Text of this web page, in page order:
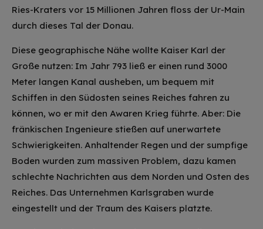
Ries-Kraters vor 15 Millionen Jahren floss der Ur-Main
durch dieses Tal der Donau.
Diese geographische Nähe wollte Kaiser Karl der
Große nutzen: Im Jahr 793 ließ er einen rund 3000
Meter langen Kanal ausheben, um bequem mit
Schiffen in den Südosten seines Reiches fahren zu
können, wo er mit den Awaren Krieg führte. Aber: Die
fränkischen Ingenieure stießen auf unerwartete
Schwierigkeiten. Anhaltender Regen und der sumpfige
Boden wurden zum massiven Problem, dazu kamen
schlechte Nachrichten aus dem Norden und Osten des
Reiches. Das Unternehmen Karlsgraben wurde
eingestellt und der Traum des Kaisers platzte.